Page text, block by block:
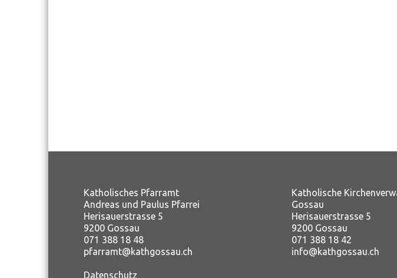
Katholisches Pfarramt
Andreas und Paulus Pfarrei
Herisauerstrasse 5
9200 Gossau
071 388 18 48
pfarramt@kathgossau.ch
Datenschutz
Katholische
Gossau
Herisauerstrasse 5
9200 Gossau
071 388 18 42
info@kathgossau.ch